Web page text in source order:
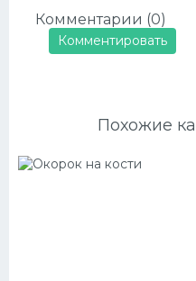
Комментарии (0)
Комментировать
Похожие